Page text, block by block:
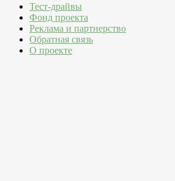
Тест-драйвы
Фонд проекта
Реклама и партнерство
Обратная связь
О проекте